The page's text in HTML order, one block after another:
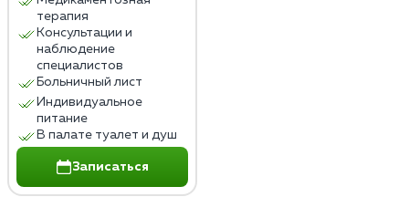
терапия
Консультации и
наблюдение
специалистов
Больничный лист
Индивидуальное
питание
В палате туалет и душ
Записаться